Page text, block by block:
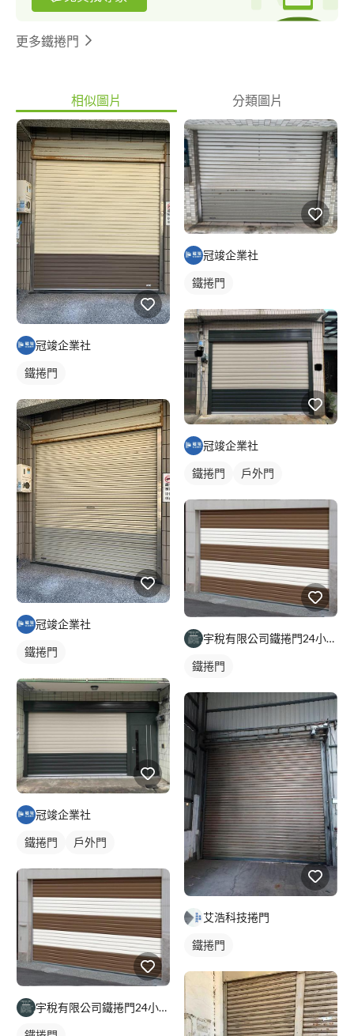
更多鐵捲門
相似圖片 分類圖片
冠竣企業社
鐵捲門
冠竣企業社
鐵捲門
冠竣企業社
鐵捲門 戶外門
宇稅有限公司鐵捲門24小時維修安裝
冠竣企業社
鐵捲門
冠竣企業社
鐵捲門 戶外門
宇稅有限公司鐵捲門24小時維修安裝
鐵捲門
艾浩科技捲門
鐵捲門